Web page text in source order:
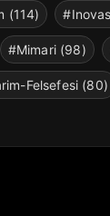
(114)
#Mimari (98)
Felsefesi (80)